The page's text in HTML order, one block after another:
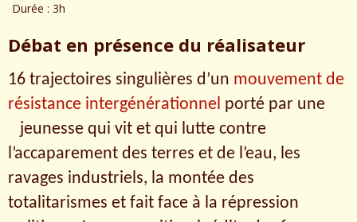
Durée : 3h
Débat en présence du réalisateur
16 trajectoires singulières d’un mouvement de
résistance intergénérationnel porté par une
jeunesse qui vit et qui lutte contre
l’accaparement des terres et de l’eau, les
ravages industriels, la montée des
totalitarismes et fait face à la répression